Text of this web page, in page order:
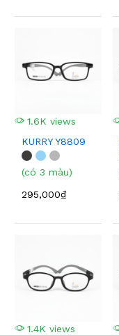
1.6K views
KURRY Y8809
(có 3 màu)
295,000₫
1.4K views